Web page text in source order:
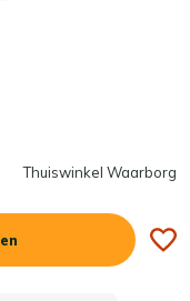
Thuiswinkel Waarborg